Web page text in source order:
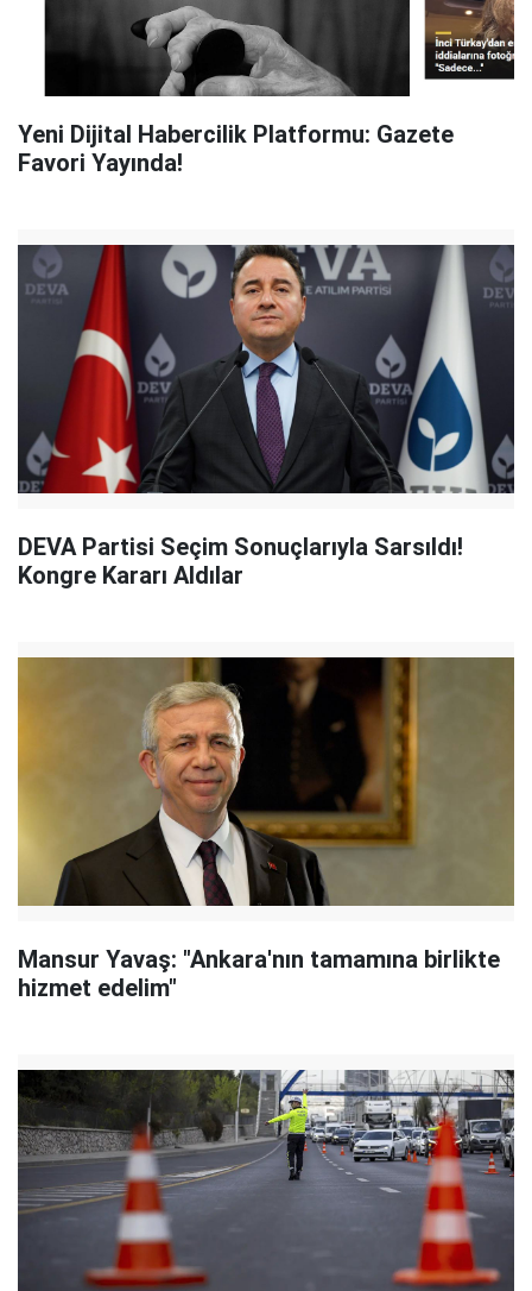
Yeni Dijital Habercilik Platformu: Gazete
Favori Yayında!
DEVA Partisi Seçim Sonuçlarıyla Sarsıldı!
Kongre Kararı Aldılar
Mansur Yavaş: "Ankara'nın tamamına birlikte
hizmet edelim"